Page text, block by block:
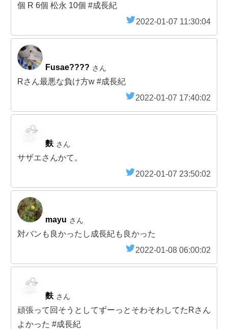
個 R 6個 松永 10個 #成長紀
2022-01-07 11:30:04
Fusae???? さん
Rさん最悪な負け方w #成長紀
2022-01-07 17:40:02
麩 さん
サザエさんかて。
2022-01-07 23:50:02
mayu さん
対バンも良かったし成長紀も良かった
2022-01-08 06:00:02
麩 さん
頑張って回そうとしてずーっとそわそわしてたRさん
よかった #成長紀